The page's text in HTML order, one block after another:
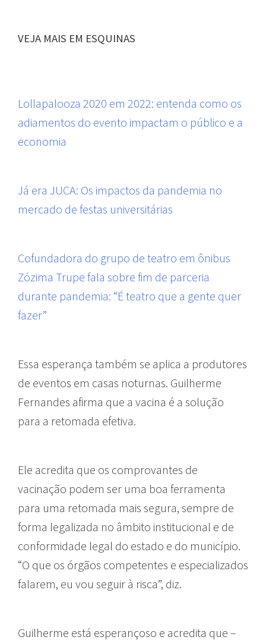
VEJA MAIS EM ESQUINAS
Lollapalooza 2020 em 2022: entenda como os
adiamentos do evento impactam o público e a
economia
Já era JUCA: Os impactos da pandemia no
mercado de festas universitárias
Cofundadora do grupo de teatro em ônibus
Zózima Trupe fala sobre fim de parceria
durante pandemia: “É teatro que a gente quer
fazer”
Essa esperança também se aplica a produtores
de eventos em casas noturnas. Guilherme
Fernandes afirma que a vacina é a solução
para a retomada efetiva.
Ele acredita que os comprovantes de
vacinação podem ser uma boa ferramenta
para uma retomada mais segura, sempre de
forma legalizada no âmbito institucional e de
conformidade legal do estado e do município.
“O que os órgãos competentes e especializados
falarem, eu vou seguir à risca”, diz.
Guilherme está esperançoso e acredita que –